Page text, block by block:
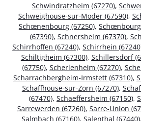
Schwindratzheim (67270),
Schweighouse-sur-Moder (67590),
Schœnenbourg (67250), Schœnbourg
(67390), Schnersheim (67370),
Schirrhoffen (67240), Schirrhein
Schiltigheim (67300), Schillersdorf
(67750), Scherlenheim (67270),
Scharrachbergheim-Irmstett (67310),
Schaffhouse-sur-Zorn (67270),
(67470), Schaeffersheim (67150),
Sarrewerden (67260), Sarre-Union
Salmbach (67160), Salenthal (67440),